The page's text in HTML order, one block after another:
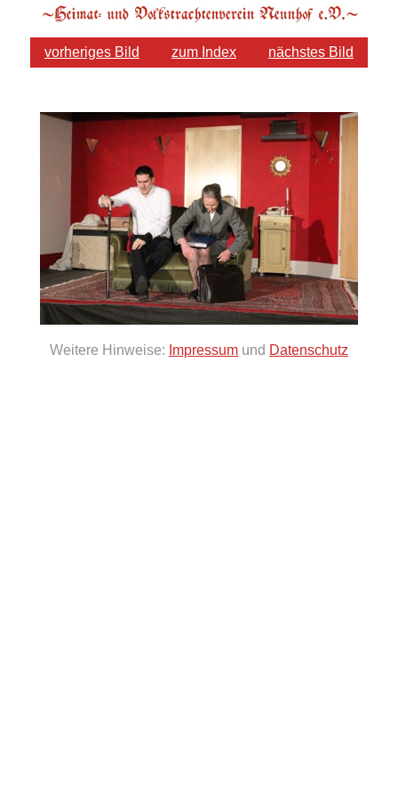
vorheriges Bild zum Index nächstes Bild
Weitere Hinweise: Impressum und Datenschutz